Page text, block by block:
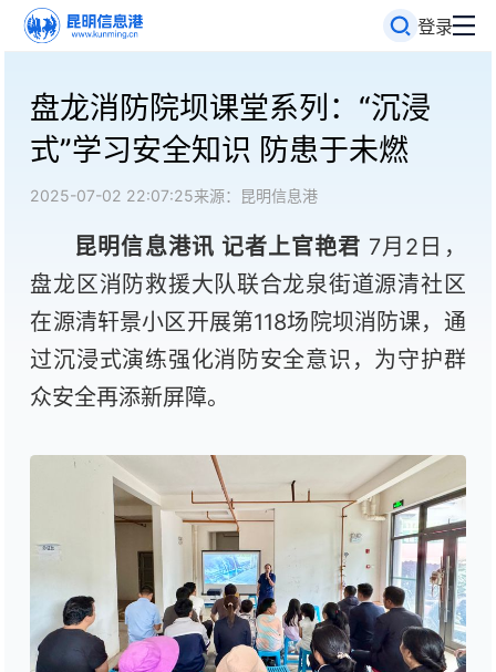
登录
盘龙消防院坝课堂系列：“沉浸
式”学习安全知识 防患于未燃
2025-07-02 22:07:25来源：昆明信息港
昆明信息港讯 记者上官艳君 7月2日，
盘龙区消防救援大队联合龙泉街道源清社区
在源清轩景小区开展第118场院坝消防课，通
过沉浸式演练强化消防安全意识，为守护群
众安全再添新屏障。